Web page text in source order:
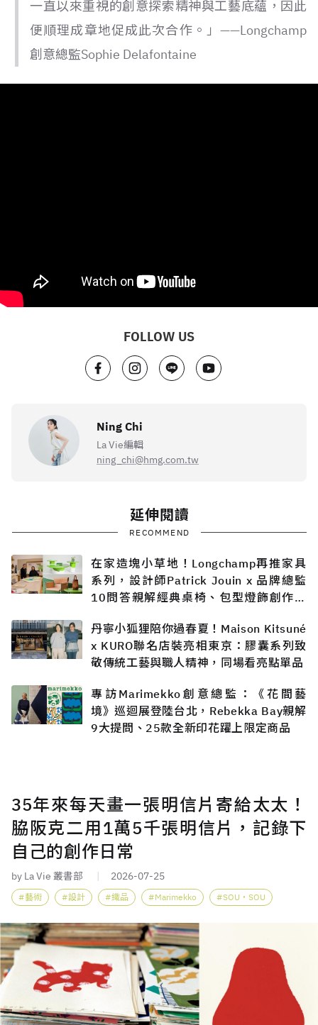
一直以來重視的創意探索精神與工藝底蘊，因此
便順理成章地促成此次合作。」——Longchamp
創意總監Sophie Delafontaine
FOLLOW US
Ning Chi
La Vie編輯
ning_chi@hmg.com.tw
延伸閱讀
RECOMMEND
在家造塊小草地！Longchamp再推家具
系列，設計師Patrick Jouin x 品牌總監
10問答親解經典桌椅、包型燈飾創作過
丹寧小狐狸陪你過春夏！Maison Kitsuné
x KURO聯名店裝亮相東京：膠囊系列致
敬傳統工藝與職人精神，同場看亮點單品
專訪Marimekko創意總監：《花間藝
境》巡迴展登陸台北，Rebekka Bay親解
9大提問、25款全新印花躍上限定商品
35年來每天畫一張明信片寄給太太！
脇阪克二用1萬5千張明信片，記錄下
自己的創作日常
by La Vie 叢書部 2026-07-25
藝術 設計 織品 Marimekko SOU・SOU